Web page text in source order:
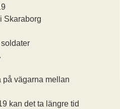
Skaraborg
på vägarna mellan
kan det ta längre tid